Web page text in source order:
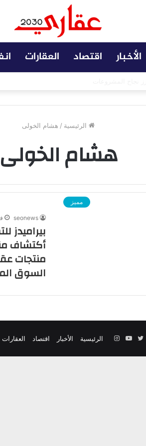
الأخبار اقتصاد العقارات
الرئيسية / هشام الخولى
هشام الخولى
مميز
seonews
بيراميدز
أكتشاف
منتجات
السوق
الرئيسية الأخبار اقتصاد العقارات فيسبوك
تويتر يوتيوبانستقرام